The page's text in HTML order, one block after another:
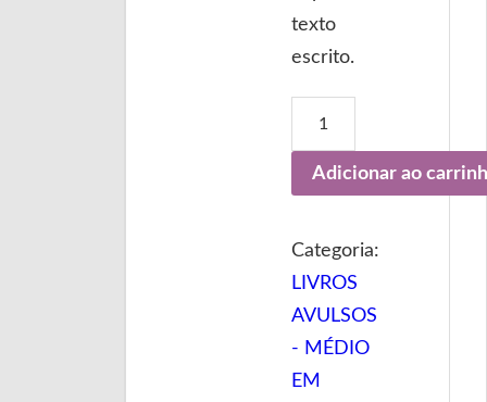
texto
escrito.
Adicionar ao
Categoria:
LIVROS
AVULSOS
- MÉDIO
EM